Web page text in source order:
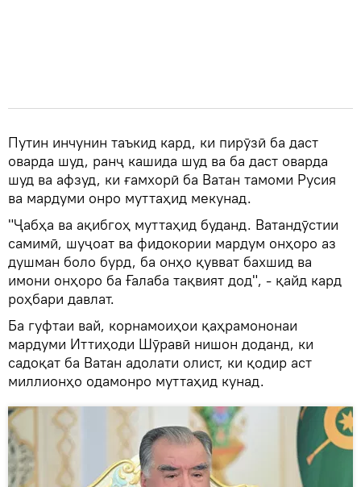
Путин инчунин таъкид кард, ки пирӯзӣ ба даст
оварда шуд, ранҷ кашида шуд ва ба даст оварда
шуд ва афзуд, ки ғамхорӣ ба Ватан тамоми Русия
ва мардуми онро муттаҳид мекунад.
"Ҷабҳа ва ақибгоҳ муттаҳид буданд. Ватандӯстии
самимӣ, шуҷоат ва фидокории мардум онҳоро аз
душман боло бурд, ба онҳо қувват бахшид ва
имони онҳоро ба Ғалаба тақвият дод", - қайд кард
роҳбари давлат.
Ба гуфтаи вай, корнамоиҳои қаҳрамононаи
мардуми Иттиҳоди Шӯравӣ нишон доданд, ки
садоқат ба Ватан адолати олист, ки қодир аст
миллионҳо одамонро муттаҳид кунад.